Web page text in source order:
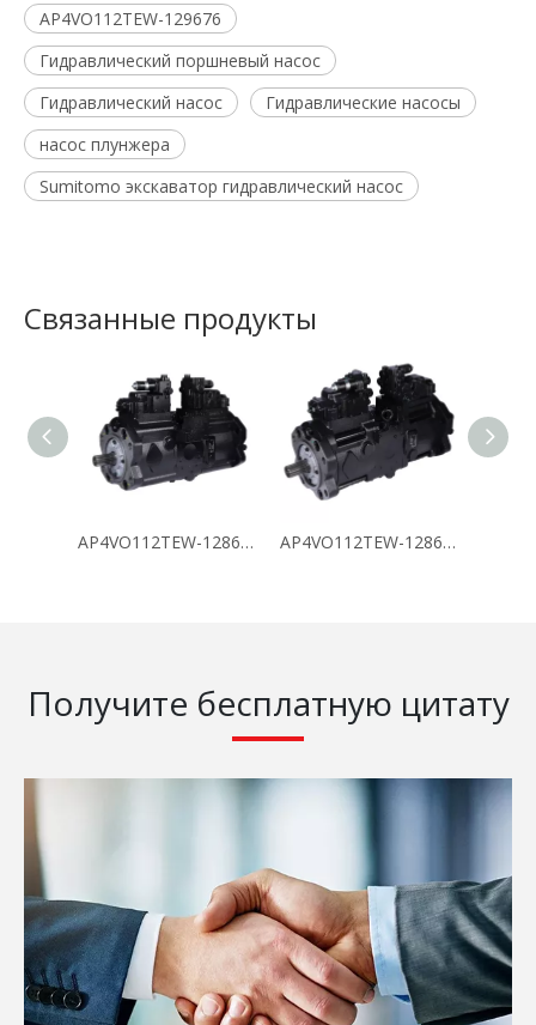
AP4VO112TEW-129676
Гидравлический поршневый насос
Гидравлический насос
Гидравлические насосы
насос плунжера
Sumitomo экскаватор гидравлический насос
Связанные продукты
AP4VO112TEW-128619 AP4VO112TEW-128621
Получите бесплатную цитату